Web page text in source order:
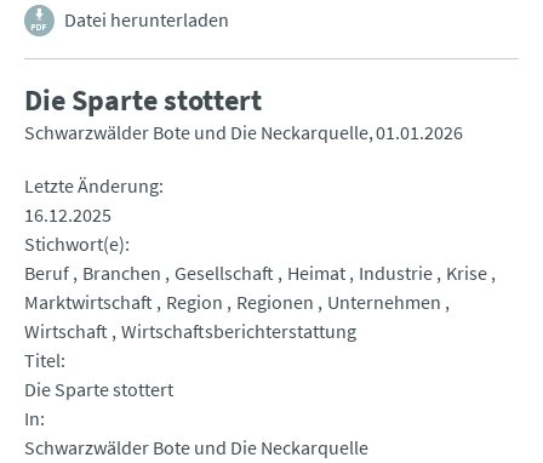
Datei herunterladen
Die Sparte stottert
Schwarzwälder Bote und Die Neckarquelle 01.01.2026
Letzte Änderung
16.12.2025
Stichwort(e)
Beruf Branchen Gesellschaft Heimat Industrie Krise
Marktwirtschaft Region Regionen
Unternehmen
Wirtschaft Wirtschaftsberichterstattung
Titel
Die Sparte stottert
In
Schwarzwälder Bote und Die Neckarquelle